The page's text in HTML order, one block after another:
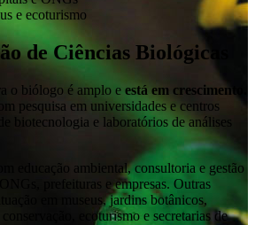
e ecoturismo
de Ciências Biológicas
o biólogo é amplo e está em crescimento.
pesquisa em universidades e centros
biotecnologia e laboratórios de análises
educação ambiental, consultoria e gestão
prefeituras e empresas. Outras
em museus, jardins botânicos,
ecoturismo e secretarias de